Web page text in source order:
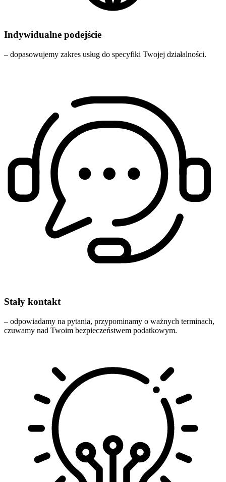
Indywidualne podejście
– dopasowujemy zakres usług do specyfiki Twojej działalności.
Stały kontakt
– odpowiadamy na pytania, przypominamy o ważnych terminach,
czuwamy nad Twoim bezpieczeństwem podatkowym.